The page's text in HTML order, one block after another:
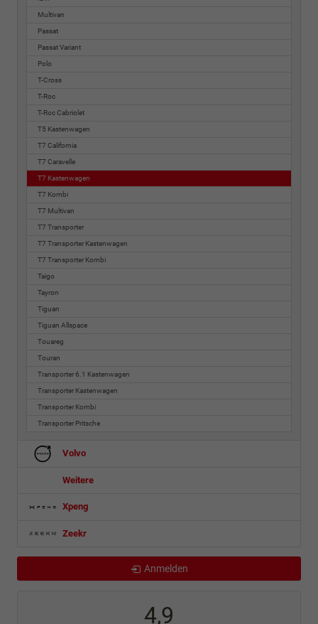
Multivan
Passat
Passat Variant
Polo
T-Cross
T-Roc
T-Roc Cabriolet
T5 Kastenwagen
T7 California
T7 Caravelle
T7 Kastenwagen
T7 Kombi
T7 Multivan
T7 Transporter
T7 Transporter Kastenwagen
T7 Transporter Kombi
Taigo
Tayron
Tiguan
Tiguan Allspace
Touareg
Touran
Transporter 6.1 Kastenwagen
Transporter Kastenwagen
Transporter Kombi
Transporter Pritsche
Volvo
Weitere
Xpeng
Zeekr
Anmelden
4,9